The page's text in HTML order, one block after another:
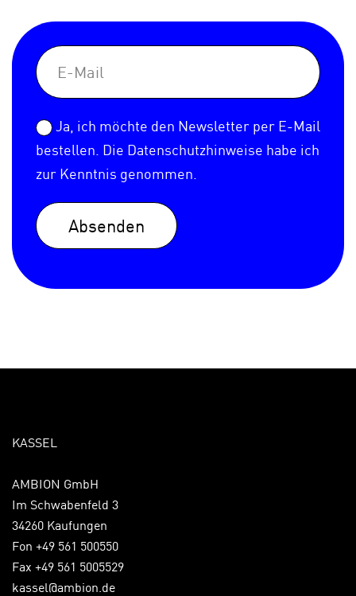
Ja, ich möchte den Newsletter per E-Mail
bestellen. Die Datenschutzhinweise habe ich
zur Kenntnis genommen.
Absenden
KASSEL
AMBION GmbH
Im Schwabenfeld 3
34260 Kaufungen
Fon +49 561 500550
Fax +49 561 5005529
kassel@ambion.de